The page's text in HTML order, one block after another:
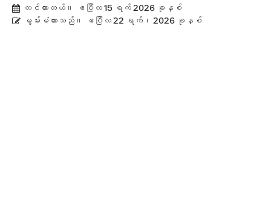
တင်ထားတယ်။
ဧပြီလ 15 ရက် 2026 ခုနှစ်
မွမ်းမံထားသည်။
ဧပြီလ 22 ရက်၊ 2026 ခုနှစ်